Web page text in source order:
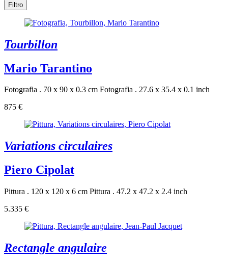
Filtro
Tourbillon
Mario Tarantino
Fotografia . 70 x 90 x 0.3 cm Fotografia . 27.6 x 35.4 x 0.1 inch
875 €
Variations circulaires
Piero Cipolat
Pittura . 120 x 120 x 6 cm Pittura . 47.2 x 47.2 x 2.4 inch
5.335 €
Rectangle angulaire